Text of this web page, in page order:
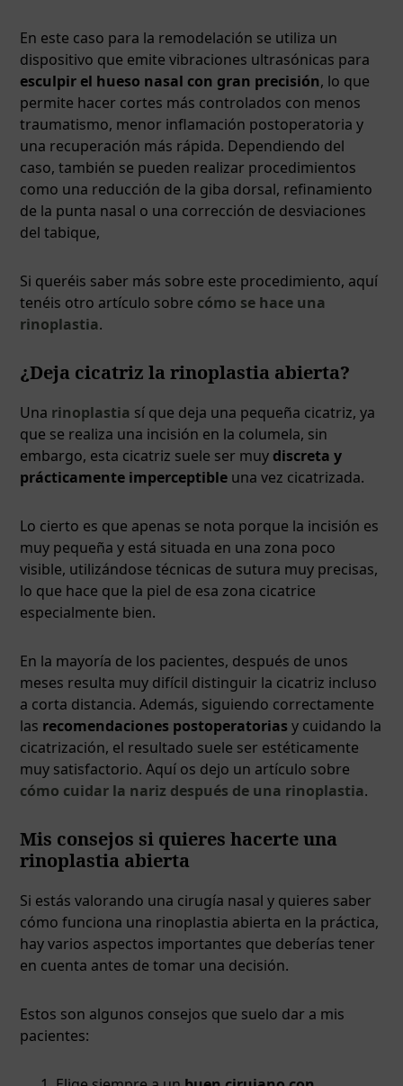
En este caso para la remodelación se utiliza un
dispositivo que emite vibraciones ultrasónicas para
esculpir el hueso nasal con gran precisión, lo que
permite hacer cortes más controlados con menos
traumatismo, menor inflamación postoperatoria y
una recuperación más rápida. Dependiendo del
caso, también se pueden realizar procedimientos
como una reducción de la giba dorsal, refinamiento
de la punta nasal o una corrección de desviaciones
del tabique,
Si queréis saber más sobre este procedimiento, aquí
tenéis otro artículo sobre cómo se hace una
rinoplastia.
¿Deja cicatriz la rinoplastia abierta?
Una rinoplastia sí que deja una pequeña cicatriz, ya
que se realiza una incisión en la columela, sin
embargo, esta cicatriz suele ser muy discreta y
prácticamente imperceptible una vez cicatrizada.
Lo cierto es que apenas se nota porque la incisión es
muy pequeña y está situada en una zona poco
visible, utilizándose técnicas de sutura muy precisas,
lo que hace que la piel de esa zona cicatrice
especialmente bien.
En la mayoría de los pacientes, después de unos
meses resulta muy difícil distinguir la cicatriz incluso
a corta distancia. Además, siguiendo correctamente
las recomendaciones postoperatorias y cuidando la
cicatrización, el resultado suele ser estéticamente
muy satisfactorio. Aquí os dejo un artículo sobre
cómo cuidar la nariz después de una rinoplastia.
Mis consejos si quieres hacerte una
rinoplastia abierta
Si estás valorando una cirugía nasal y quieres saber
cómo funciona una rinoplastia abierta en la práctica,
hay varios aspectos importantes que deberías tener
en cuenta antes de tomar una decisión.
Estos son algunos consejos que suelo dar a mis
pacientes: